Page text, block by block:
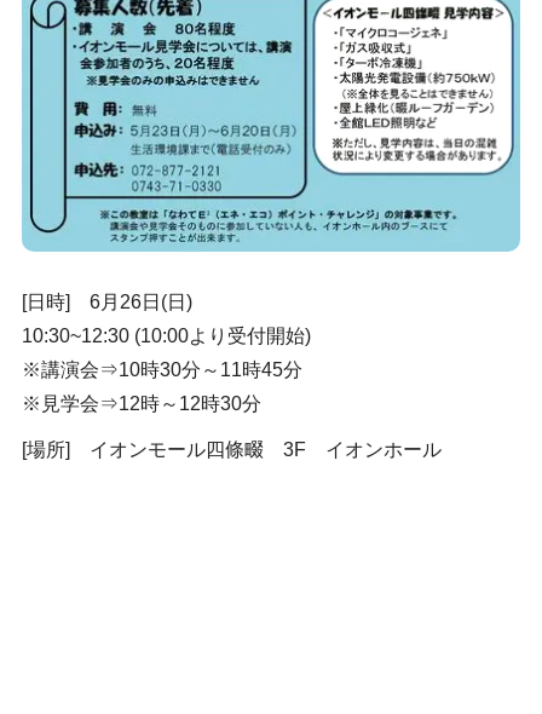
[日時] 6月26日(日)
10:30~12:30 (10:00より受付開始)
※講演会⇒10時30分～11時45分
※見学会⇒12時～12時30分
[場所] イオンモール四條畷 3F イオンホール